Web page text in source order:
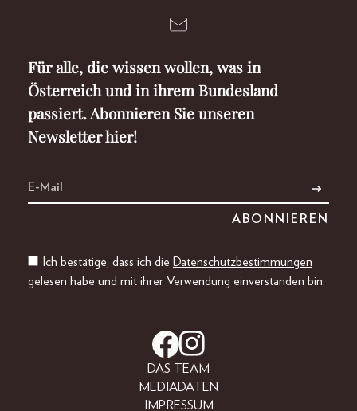
Für alle, die wissen wollen, was in
Österreich und in ihrem Bundesland
passiert. Abonnieren Sie unseren
Newsletter hier!
Ich bestätige, dass ich die Datenschutzbestimmungen
gelesen habe und mit ihrer Verwendung einverstanden bin.
DAS TEAM
MEDIADATEN
IMPRESSUM